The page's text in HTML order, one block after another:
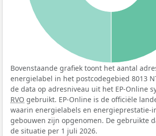
Bovenstaande grafiek toont het aantal
energielabel in het postcodegebied 8013
de data op adresniveau uit het EP-Online
RVO gebruikt. EP-Online is de officiële
waarin energielabels en energieprestatie-
gebouwen zijn opgenomen. De gebruikte
de situatie per 1 juli 2026.